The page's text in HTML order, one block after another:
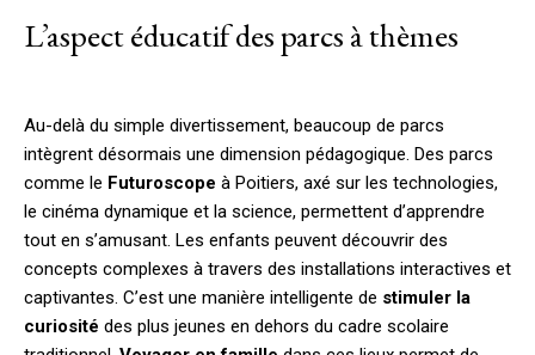
L’aspect éducatif des parcs à thèmes
Au-delà du simple divertissement, beaucoup de parcs
intègrent désormais une dimension pédagogique. Des parcs
comme le Futuroscope à Poitiers, axé sur les technologies,
le cinéma dynamique et la science, permettent d’apprendre
tout en s’amusant. Les enfants peuvent découvrir des
concepts complexes à travers des installations interactives et
captivantes. C’est une manière intelligente de stimuler la
curiosité des plus jeunes en dehors du cadre scolaire